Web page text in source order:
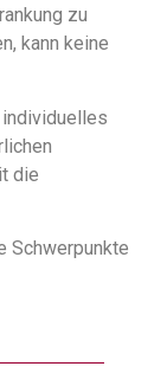
zu
kann keine
die
Schwerpunkte